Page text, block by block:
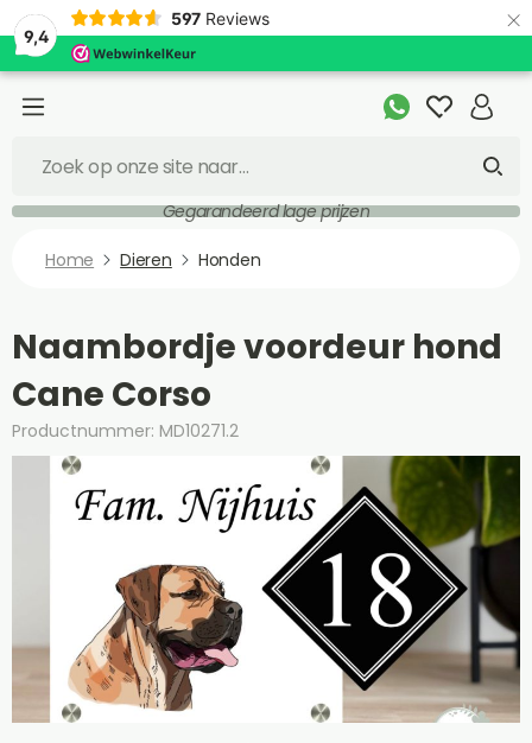
9,4
597 Reviews ×
Gegarandeerd lage prijzen
Home Dieren Honden
Naambordje voordeur hond
Cane Corso
Productnummer: MD10271.2